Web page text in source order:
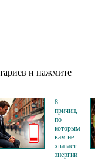
и нажмите
8
причин,
по
которым
вам не
хватает
энергии